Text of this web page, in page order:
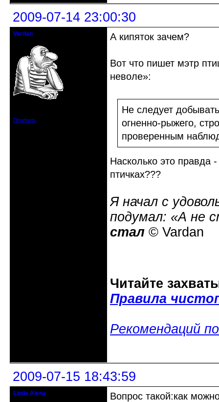
2009-07-14 23:00:30
Vardan
Профиль
А кипяток зачем?
Вот что пишет мэтр
неволе»:
Не следует
огненно-рыжего,
проверенным
Насколько это правда
птичках???
Я начал с
подумал: «А не
стал © Vardan
Читайте
Правила
Рекомендаций
2009-07-15 18:43:59
Linda Alena
Вопрос такой:как